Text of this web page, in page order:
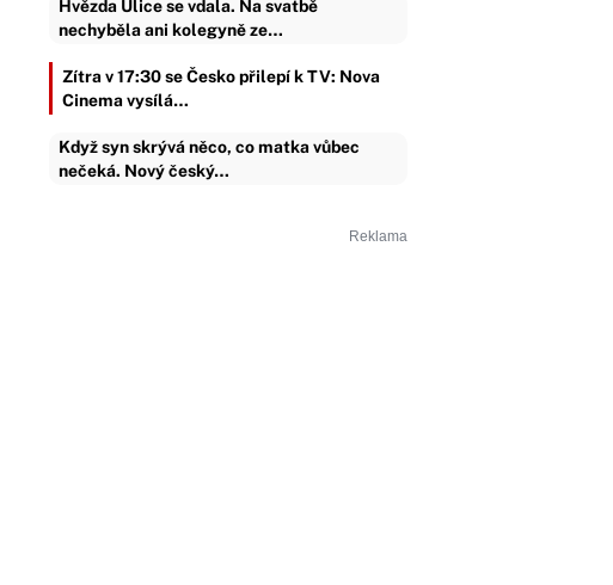
Hvězda Ulice se vdala. Na svatbě
nechyběla ani kolegyně ze…
Zítra v 17:30 se Česko přilepí k TV: Nova
Cinema vysílá…
Když syn skrývá něco, co matka vůbec
nečeká. Nový český…